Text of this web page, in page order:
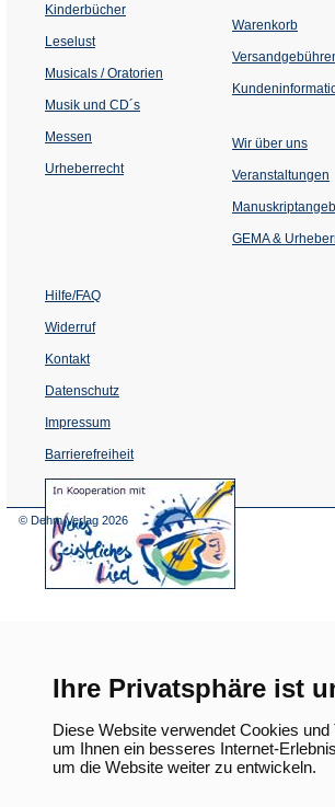
Ihre Privatsphäre ist
Diese Website verwendet Cookies und
um Ihnen ein besseres Internet-
um die Website weiter zu entwickeln.
Kinderbücher
Leselust
Musicals / Oratorien
Musik und CD´s
Messen
Urheberrecht
Warenkorb
Wir über uns
Veranstaltungen
GEMA &
Hilfe/FAQ
Widerruf
Kontakt
Datenschutz
Impressum
Barrierefreiheit
(Öffnet
in
© Dehm Verlag 2026